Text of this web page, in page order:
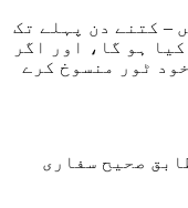
– کتنے دن پہلے تک
ہو گا، اور اگر
ٹور منسوخ کرے
صحیح سفاری